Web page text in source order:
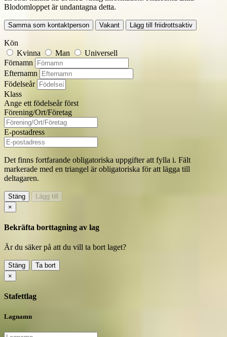
Blodomloppet är undantagna detta.
Samma som kontaktperson Vakant Lägg till friidrottsaktiv
Kön
Kvinna
Man
Universell
Förnamn
Efternamn
Födelseår
Klass
Ange ett födelseår först
Förening/Ort/Företag
E-postadress
Det finns fortfarande obligatoriska uppgifter att fylla i. Fält
markerade med en triangel är obligatoriska för att lägga till
deltagaren.
Stäng
Lägg till
×
Bekräfta borttagning av lag
Är du säker på att du vill ta bort laget?
Stäng
Ta bort
×
Stafettlag
Lagnamn